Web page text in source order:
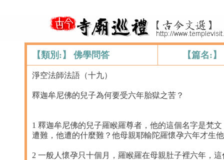
【類別:】 佛學問答 【篇名:
淨空法師法語（十九）
釋迦牟尼佛的兒子為何要受六年胎獄之苦？
1 釋迦牟尼佛的兒子羅睺羅尊者，他的這個名字是梵
遭難，他遭的什麼難？他母親耶輸陀羅懷孕六年才生
2 一般人懷孕只十個月，羅睺羅在母親肚子裡六年，